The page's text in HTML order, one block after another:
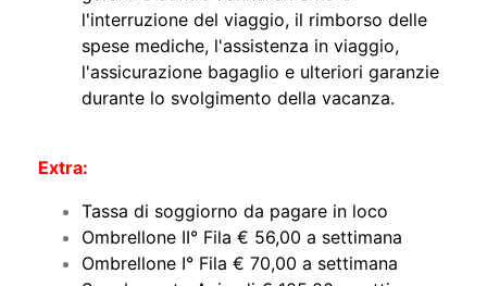
l'interruzione del viaggio, il rimborso delle
spese mediche, l'assistenza in viaggio,
l'assicurazione bagaglio e ulteriori garanzie
durante lo svolgimento della vacanza.
Extra:
Tassa di soggiorno da pagare in loco
Ombrellone II° Fila € 56,00 a settimana
Ombrellone I° Fila € 70,00 a settimana